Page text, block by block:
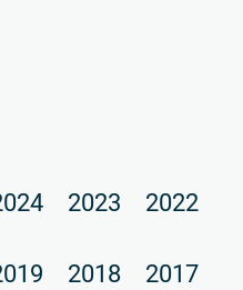
Center
2023 2022
2018 2017